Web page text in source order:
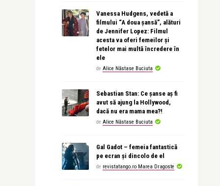
Vanessa Hudgens, vedetă a
filmului “A doua șansă”, alături
de Jennifer Lopez: Filmul
acesta va oferi femeilor și
fetelor mai multă încredere în
ele
de Alice Năstase Buciuta
Sebastian Stan: Ce șanse aș fi
avut să ajung la Hollywood,
dacă nu era mama mea?!
de Alice Năstase Buciuta
Gal Gadot – femeia fantastică
pe ecran și dincolo de el
de revistatango.ro Marea Dragoste